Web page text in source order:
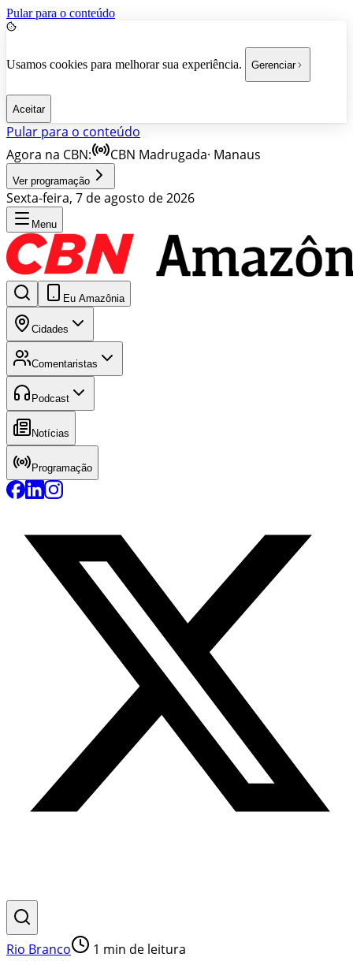
Pular para o conteúdo
Usamos cookies para melhorar sua experiência. Gerenciar
Aceitar
Pular para o conteúdo
Agora na CBN:
CBN Madrugada· Manaus
Ver programação
Sexta-feira, 7 de agosto de 2026
Menu
Eu Amazônia
Cidades
Comentaristas
Podcast
Notícias
Programação
Rio Branco 1 min de leitura